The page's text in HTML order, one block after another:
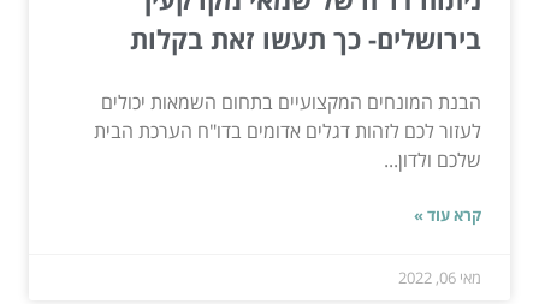
בירושלים- כך תעשו זאת בקלות
הבנת המונחים המקצועיים בתחום השמאות יכולים
לעזור לכם לזהות דגלים אדומים בדו"ח הערכת הבית
שלכם ולדון...
קרא עוד »
מאי 06, 2022